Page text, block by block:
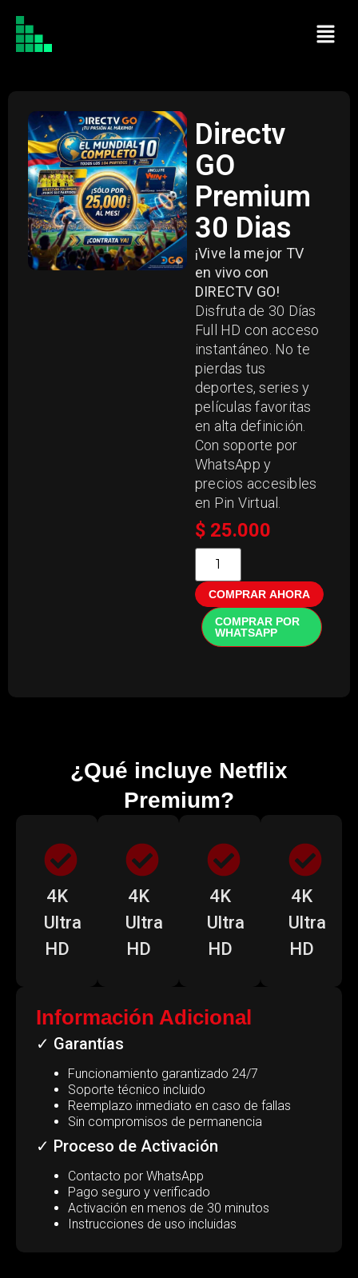
Directv
GO
Premium
30 Dias
¡Vive la mejor TV
en vivo con
DIRECTV GO!
Disfruta de 30 Días
Full HD con acceso
instantáneo. No te
pierdas tus
deportes, series y
películas favoritas
en alta definición.
Con soporte por
WhatsApp y
precios accesibles
en Pin Virtual.
$25.000
COMPRAR AHORA
COMPRAR POR
WHATSAPP
¿Qué incluye Netflix
Premium?
4K
Ultra
HD
4K
Ultra
HD
4K
Ultra
HD
4K
Ultra
HD
Información Adicional
✓ Garantías
Funcionamiento garantizado 24/7
Soporte técnico incluido
Reemplazo inmediato en caso de fallas
Sin compromisos de permanencia
✓ Proceso de Activación
Contacto por WhatsApp
Pago seguro y verificado
Activación en menos de 30 minutos
Instrucciones de uso incluidas